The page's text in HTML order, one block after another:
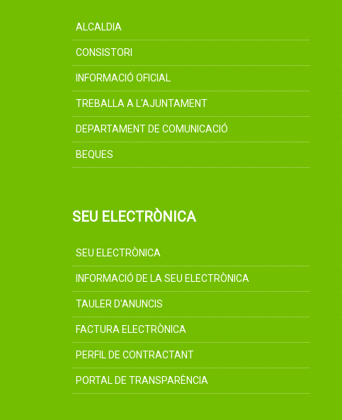
ALCALDIA
CONSISTORI
INFORMACIÓ OFICIAL
TREBALLA A L'AJUNTAMENT
DEPARTAMENT DE COMUNICACIÓ
BEQUES
SEU ELECTRÒNICA
SEU ELECTRÒNICA
INFORMACIÓ DE LA SEU ELECTRÒNICA
TAULER D'ANUNCIS
FACTURA ELECTRÒNICA
PERFIL DE CONTRACTANT
PORTAL DE TRANSPARÈNCIA